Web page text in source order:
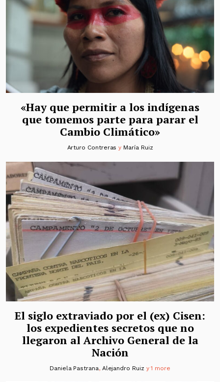
«Hay que permitir a los indígenas
que tomemos parte para parar el
Cambio Climático»
Arturo Contreras y María Ruiz
El siglo extraviado por el (ex) Cisen:
los expedientes secretos que no
llegaron al Archivo General de la
Nación
Daniela Pastrana, Alejandro Ruiz y 1 more